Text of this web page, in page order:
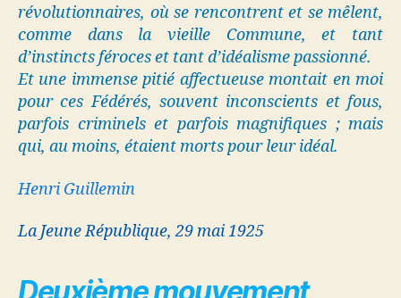
révolutionnaires, où se rencontrent et se mêlent,
comme dans la vieille Commune, et tant
d’instincts féroces et tant d’idéalisme passionné.
Et une immense pitié affectueuse montait en moi
pour ces Fédérés, souvent inconscients et fous,
parfois criminels et parfois magnifiques ; mais
qui, au moins, étaient morts pour leur idéal.
Henri Guillemin
La Jeune République, 29 mai 1925